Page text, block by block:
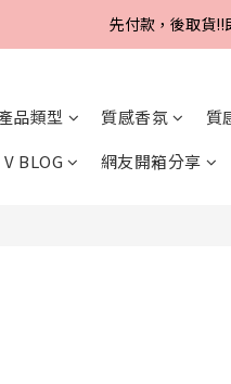
Line好友招募中
先付款，後取貨‼️
品類型 質感香氛 質
BLOG 網友開箱分享